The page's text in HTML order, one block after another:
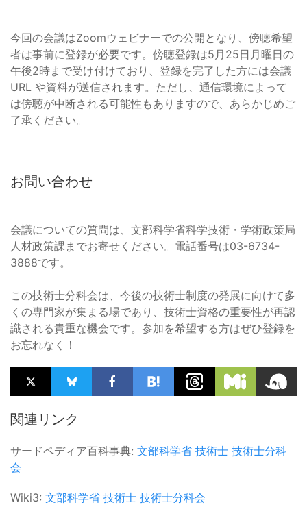
今回の会議はZoomウェビナーでの公開となり、傍聴希望
者は事前に登録が必要です。傍聴登録は5月25日月曜日の
午後2時まで受け付けており、登録を完了した方には会議
URL や資料が送信されます。ただし、通信環境によって
は傍聴が中断される可能性もありますので、あらかじめご
了承ください。
お問い合わせ
会議についての質問は、文部科学省科学技術・学術政策局
人材政策課までお寄せください。電話番号は03-6734-
3888です。
この技術士分科会は、今後の技術士制度の発展に向けて多
くの専門家が集まる場であり、技術士資格の重要性が再認
識される貴重な機会です。参加を希望する方はぜひ登録を
お忘れなく！
関連リンク
サードペディア百科事典: 文部科学省 技術士 技術士分科
会
Wiki3: 文部科学省 技術士 技術士分科会